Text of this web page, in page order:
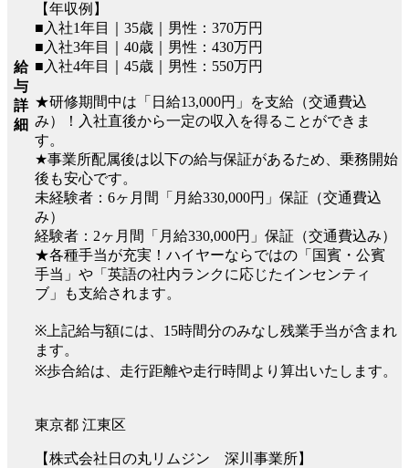
給
与
詳
細
【年収例】
■入社1年目｜35歳｜男性：370万円
■入社3年目｜40歳｜男性：430万円
■入社4年目｜45歳｜男性：550万円
★研修期間中は「日給13,000円」を支給（交通費込
み）！入社直後から一定の収入を得ることができま
す。
★事業所配属後は以下の給与保証があるため、乗務開始
後も安心です。
未経験者：6ヶ月間「月給330,000円」保証（交通費込
み）
経験者：2ヶ月間「月給330,000円」保証（交通費込み）
★各種手当が充実！ハイヤーならではの「国賓・公賓
手当」や「英語の社内ランクに応じたインセンティ
ブ」も支給されます。
※上記給与額には、15時間分のみなし残業手当が含まれ
ます。
※歩合給は、走行距離や走行時間より算出いたします。
東京都 江東区
【株式会社日の丸リムジン 深川事業所】